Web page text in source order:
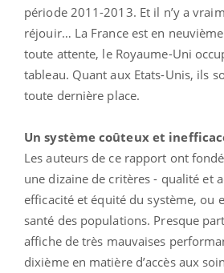
période 2011-2013. Et il n’y a
réjouir… La France est en
toute attente, le Royaume-Uni
tableau. Quant aux Etats-Unis, ils
toute dernière place.
Un système coûteux et
Les auteurs de ce rapport ont
une dizaine de critères - qualité et
efficacité et équité du système, ou
santé des populations. Presque
affiche de très mauvaises
dixième en matière d’accès aux